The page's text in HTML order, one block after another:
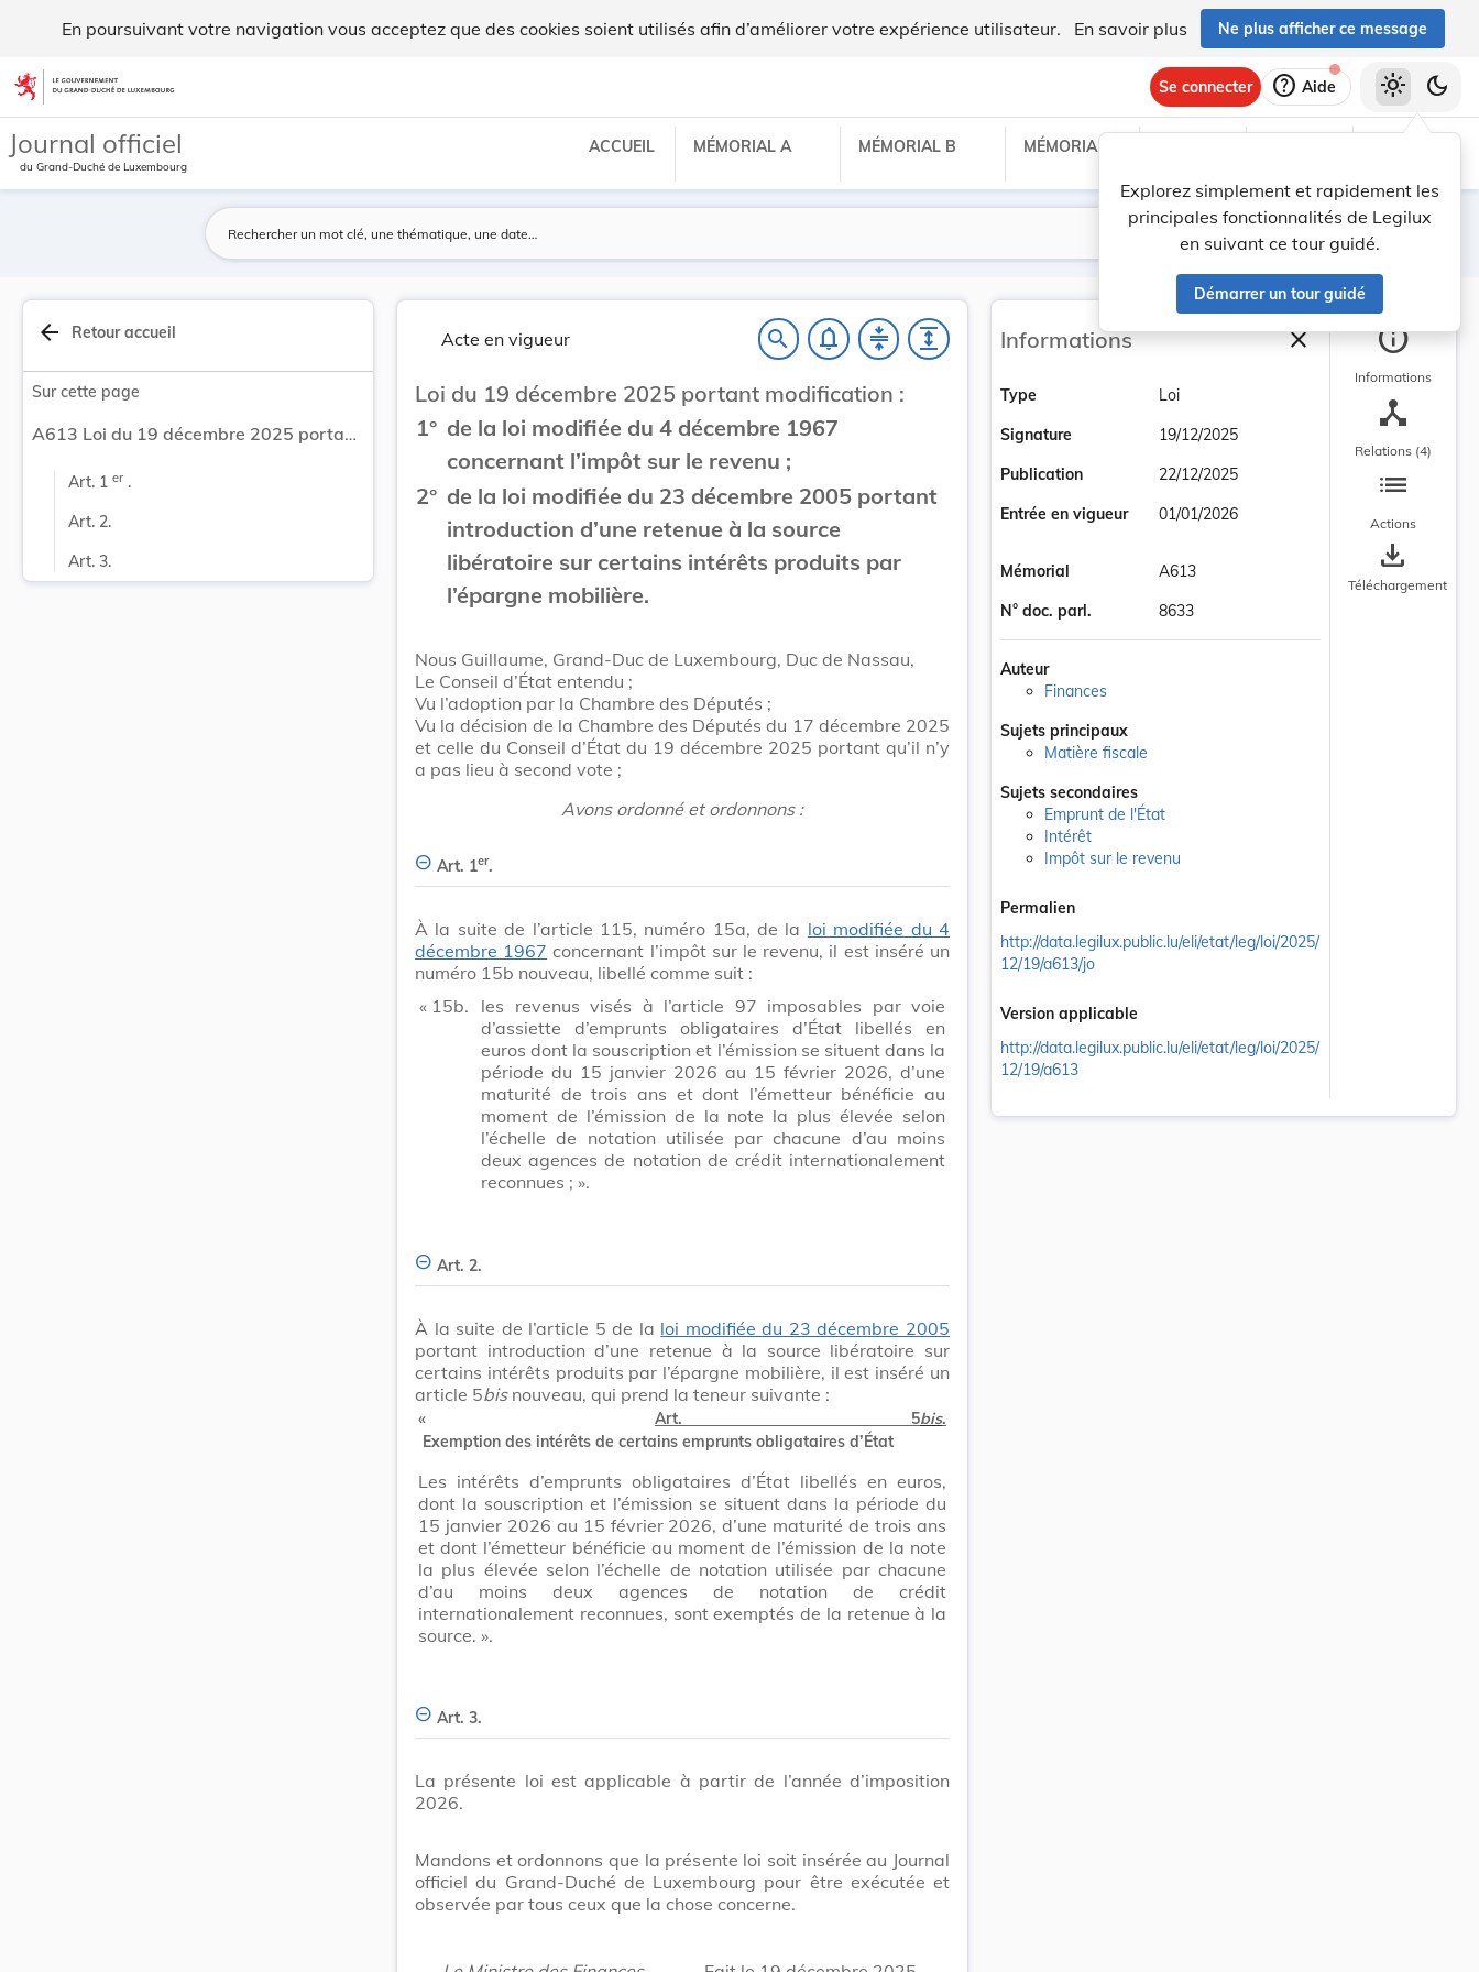
En poursuivant votre navigation vous acceptez que des cookies soient utilisés afin d’améliorer votre expérience utilisateur. En savoir plus Ne plus afficher ce message
Aller au contenu
Se connecter help Aide
Explorez simplement et rapidement les
principales fonctionnalités de Legilux
en suivant ce tour guidé.
Démarrer un tour guidé
light_mode dark_mode
Journal officiel
du Grand-Duché de Luxembourg
ACCUEIL MÉMORIAL A MÉMORIAL B MÉMORIAL C
Lancer la recherche
Filtres
arrow_back Retour accueil
Sur cette page
A613 Loi du 19 décembre 2025 portant modification : 1° de la loi modifiée du 4 décembre 1967 concernant l’impôt sur le revenu ; 2° de la loi modifiée du 23 décembre 2005 portant introduction d’une retenue à la source libératoire sur certains intérêts produits par l’épargne mobilière.
Art. 1 er .
Art. 2.
Art. 3.
Acte en vigueur search notifications_none compress expand
Loi du 19 décembre 2025 portant modification :
1° de la loi modifiée du 4 décembre 1967
concernant l’impôt sur le revenu ;
2° de la loi modifiée du 23 décembre 2005 portant
introduction d’une retenue à la source
libératoire sur certains intérêts produits par
l’épargne mobilière.
Nous Guillaume, Grand-Duc de Luxembourg, Duc de Nassau,
Le Conseil d’État entendu ;
Vu l’adoption par la Chambre des Députés ;
Vu la décision de la Chambre des Députés du 17 décembre 2025
et celle du Conseil d’État du 19 décembre 2025 portant qu’il n’y
a pas lieu à second vote ;
Avons ordonné et ordonnons :
Art. 1er.
À la suite de l’article 115, numéro 15a, de la loi modifiée du 4
décembre 1967 concernant l’impôt sur le revenu, il est inséré un
numéro 15b nouveau, libellé comme suit :
« 15b.
les revenus visés à l’article 97 imposables par voie
d’assiette d’emprunts obligataires d’État libellés en
euros dont la souscription et l’émission se situent dans la
période du 15 janvier 2026 au 15 février 2026, d’une
maturité de trois ans et dont l’émetteur bénéficie au
moment de l’émission de la note la plus élevée selon
l’échelle de notation utilisée par chacune d’au moins
deux agences de notation de crédit internationalement
reconnues ; ».
Art. 2.
À la suite de l’article 5 de la loi modifiée du 23 décembre 2005
portant introduction d’une retenue à la source libératoire sur
certains intérêts produits par l’épargne mobilière, il est inséré un
article 5bisnouveau, qui prend la teneur suivante :
« Art. 5bis.
Exemption des intérêts de certains emprunts obligataires d’État
Les intérêts d’emprunts obligataires d’État libellés en euros,
dont la souscription et l’émission se situent dans la période du
15 janvier 2026 au 15 février 2026, d’une maturité de trois ans
et dont l’émetteur bénéficie au moment de l’émission de la note
la plus élevée selon l’échelle de notation utilisée par chacune
d’au moins deux agences de notation de crédit
internationalement reconnues, sont exemptés de la retenue à la
source. ».
Art. 3.
La présente loi est applicable à partir de l’année d’imposition
2026.
Mandons et ordonnons que la présente loi soit insérée au Journal
officiel du Grand-Duché de Luxembourg pour être exécutée et
observée par tous ceux que la chose concerne.
Informations closeFermer la barre
Type
Loi
Signature
19/12/2025
Publication
22/12/2025
Entrée en vigueur
01/01/2026
Mémorial
A613
N° doc. parl.
8633
Auteur
Finances
Sujets principaux
Matière fiscale
Sujets secondaires
Emprunt de l'État
Intérêt
Impôt sur le revenu
Permalien
http://data.legilux.public.lu/eli/etat/leg/loi/2025/
12/19/a613/jo
Version applicable
http://data.legilux.public.lu/eli/etat/leg/loi/2025/
12/19/a613
info
Informations
device_hub
Relations (4)
list
Actions
save_alt
Téléchargement